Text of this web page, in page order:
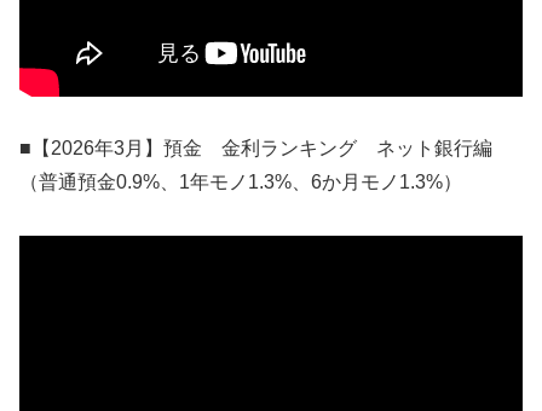
■【2026年3月】預金 金利ランキング ネット銀行編
（普通預金0.9%、1年モノ1.3%、6か月モノ1.3%）